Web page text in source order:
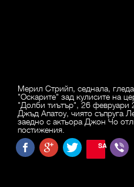
Мерил Стрийп, седнала,
"Оскарите" зад кулисите на
"Долби тиътър", 26 февруари
Джъд Апатоу, чиято съпруга
заедно с актьора Джон Чо
постижения.
SAVE